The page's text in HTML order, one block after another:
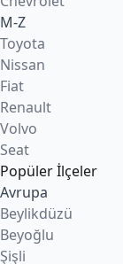
M-Z
Toyota
Nissan
Fiat
Renault
Volvo
Seat
Popüler İlçeler
Avrupa
Beylikdüzü
Beyoğlu
Şişli